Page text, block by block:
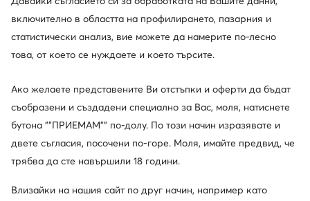
Най-ниска цена59,99 €-6%
Най-ниска цена39,99 €-10%
включително в областта на профилирането, пазарния и
статистически анализ, вие можете да намерите по-лесно
това, от което се нуждаете и което търсите.
Ако желаете представените Ви отстъпки и оферти да бъдат
съобразени и създадени специално за Вас, моля, натиснете
бутона ""ПРИЕМАМ"" по-долу. По този начин изразявате и
двете съгласия, посочени по-горе. Моля, имайте предвид, че
трябва да сте навършили 18 години.
Влизайки на нашия сайт по друг начин, например като